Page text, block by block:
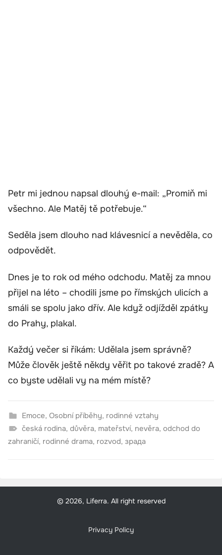
Petr mi jednou napsal dlouhý e-mail: „Promiň mi
všechno. Ale Matěj tě potřebuje.“
Seděla jsem dlouho nad klávesnicí a nevěděla, co
odpovědět.
Dnes je to rok od mého odchodu. Matěj za mnou
přijel na léto – chodili jsme po římských ulicích a
smáli se spolu jako dřív. Ale když odjížděl zpátky
do Prahy, plakal.
Každý večer si říkám: Udělala jsem správně?
Může člověk ještě někdy věřit po takové zradě? A
co byste udělali vy na mém místě?
Emoce, Osobní příběhy, rodinné vztahy
česká rodina, důvěra, mateřství, nevěra, odchod do
zahraničí, rodinné drama, rozvod, зрада
© 2026, Liferra. All right reserved
Privacy Policy